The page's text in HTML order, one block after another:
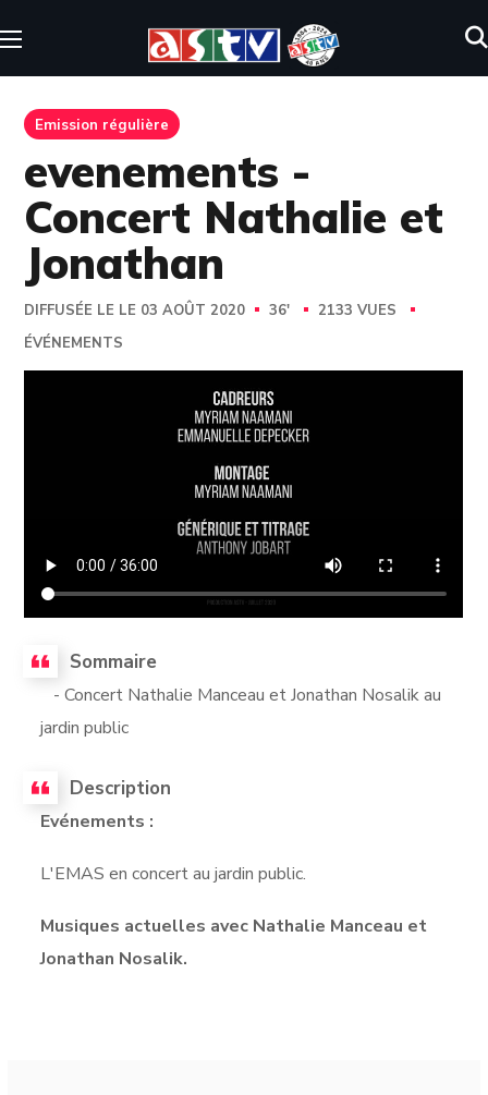
Emission régulière
evenements -
Concert Nathalie et
Jonathan
DIFFUSÉE LE LE 03 AOÛT 2020 36'
2133 VUES
ÉVÉNEMENTS
Sommaire
- Concert Nathalie Manceau et Jonathan Nosalik au
jardin public
Description
Evénements :
L'EMAS en concert au jardin public.
Musiques actuelles avec Nathalie Manceau et
Jonathan Nosalik.